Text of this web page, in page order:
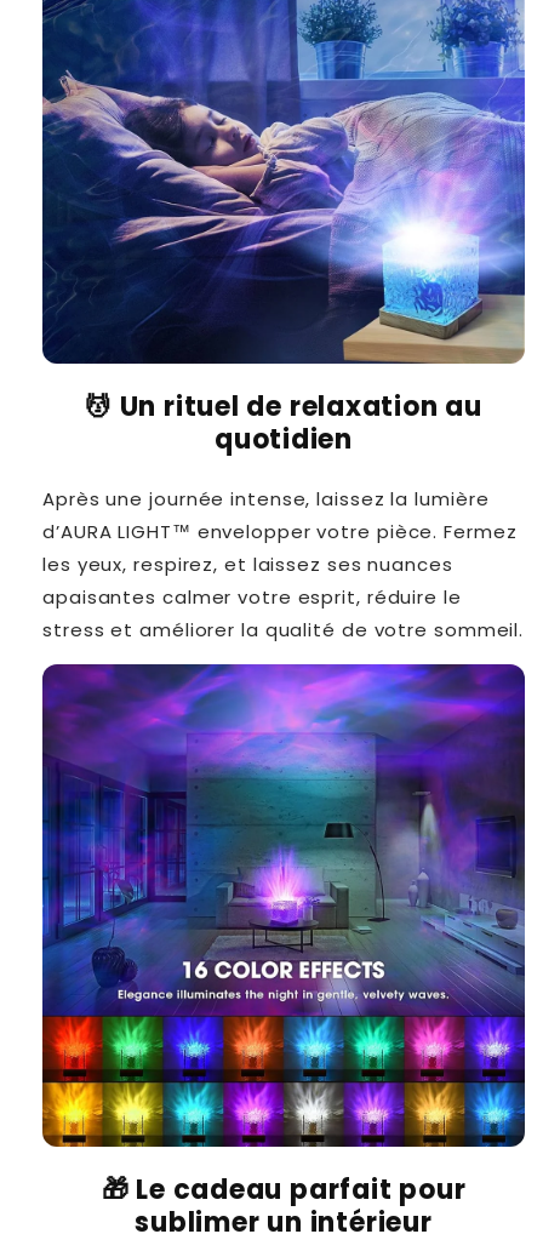
💆 Un rituel de relaxation au
quotidien
Après une journée intense, laissez la lumière
d’AURA LIGHT™ envelopper votre pièce. Fermez
les yeux, respirez, et laissez ses nuances
apaisantes calmer votre esprit, réduire le
stress et améliorer la qualité de votre sommeil.
🎁 Le cadeau parfait pour
sublimer un intérieur